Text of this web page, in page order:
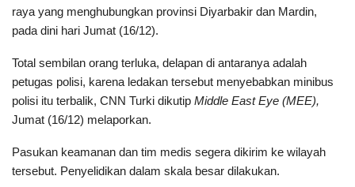
raya yang menghubungkan provinsi Diyarbakir dan Mardin,
pada dini hari Jumat (16/12).
Total sembilan orang terluka, delapan di antaranya adalah
petugas polisi, karena ledakan tersebut menyebabkan minibus
polisi itu terbalik, CNN Turki dikutip Middle East Eye (MEE),
Jumat (16/12) melaporkan.
Pasukan keamanan dan tim medis segera dikirim ke wilayah
tersebut. Penyelidikan dalam skala besar dilakukan.